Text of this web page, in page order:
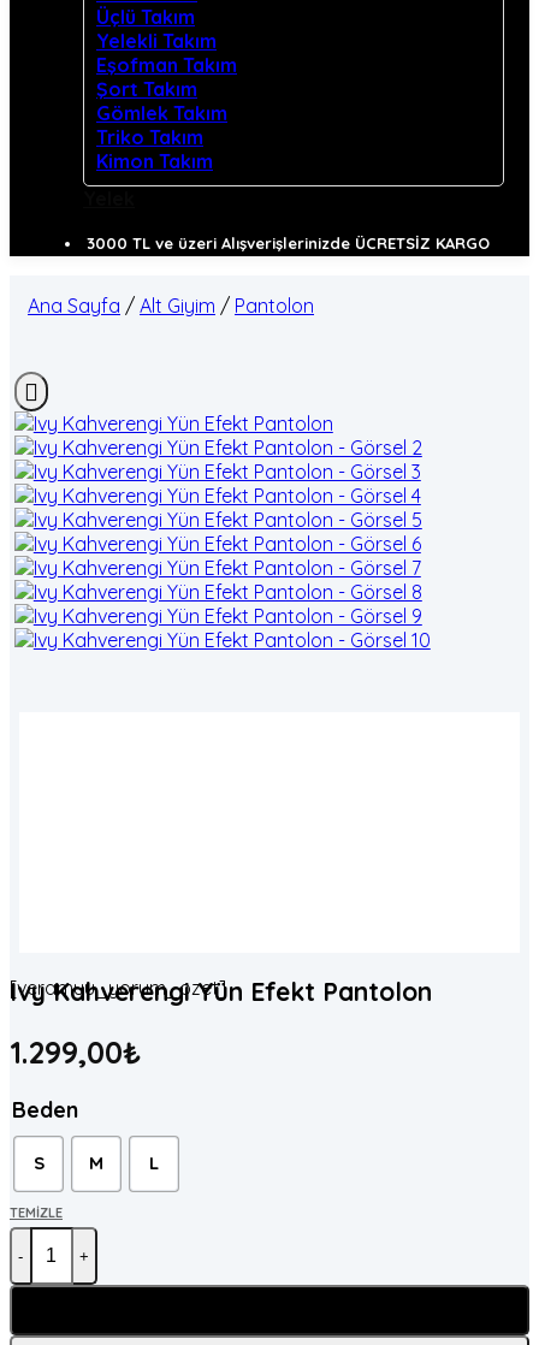
Üçlü Takım
Yelekli Takım
Eşofman Takım
Şort Takım
Gömlek Takım
Triko Takım
Kimon Takım
3000 TL ve üzeri Alışverişlerinizde ÜCRETSİZ KARGO
Ana Sayfa / Alt Giyim / Pantolon
[veramuu_yorum_ozet]
Ivy Kahverengi Yün Efekt Pantolon
1.299,00₺
Beden
S M L
TEMIZLE
Ivy Kahverengi Yün Efekt Pantolon adet